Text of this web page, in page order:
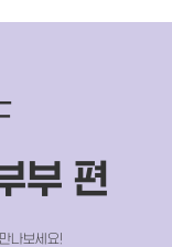
부 편
나보세요!